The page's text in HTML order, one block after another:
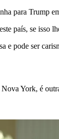
para Trump
país, se isso
e pode ser
York, é